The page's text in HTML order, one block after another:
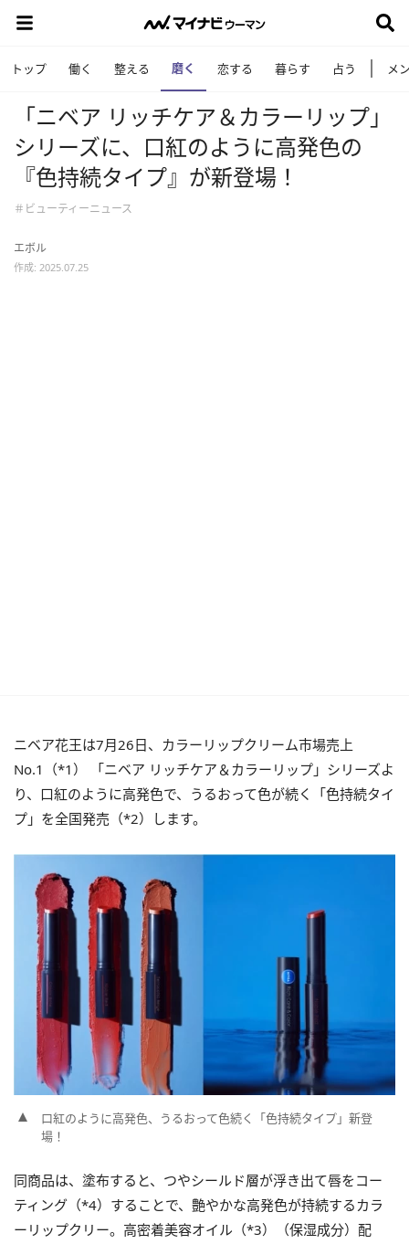
トップ 働く 整える 磨く 恋する 暮らす 占う メ
「ニベア リッチケア＆カラーリップ」
シリーズに、口紅のように高発色の
『色持続タイプ』が新登場！
＃ビューティーニュース
エボル
作成: 2025.07.25
ニベア花王は7月26日、カラーリップクリーム市場売上
No.1（*1） 「ニベア リッチケア＆カラーリップ」シリーズよ
り、口紅のように高発色で、うるおって色が続く「色持続タイ
プ」を全国発売（*2）します。
口紅のように高発色、うるおって色続く「色持続タイプ」新登
場！
同商品は、塗布すると、つやシールド層が浮き出て唇をコー
ティング（*4）することで、艶やかな高発色が持続するカラ
ーリップクリー。高密着美容オイル（*3）（保湿成分）配